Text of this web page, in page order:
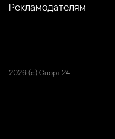
Рекламодателям
2026 (с) Спорт 24